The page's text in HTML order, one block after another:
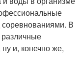
В
и, конечно же,